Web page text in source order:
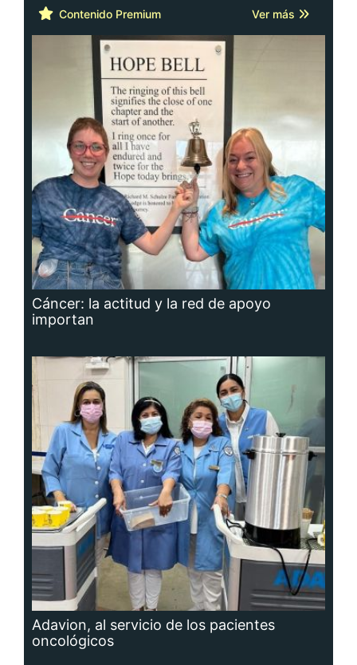
Contenido Premium Ver más
Cáncer: la actitud y la red de apoyo
importan
Adavion, al servicio de los pacientes
oncológicos